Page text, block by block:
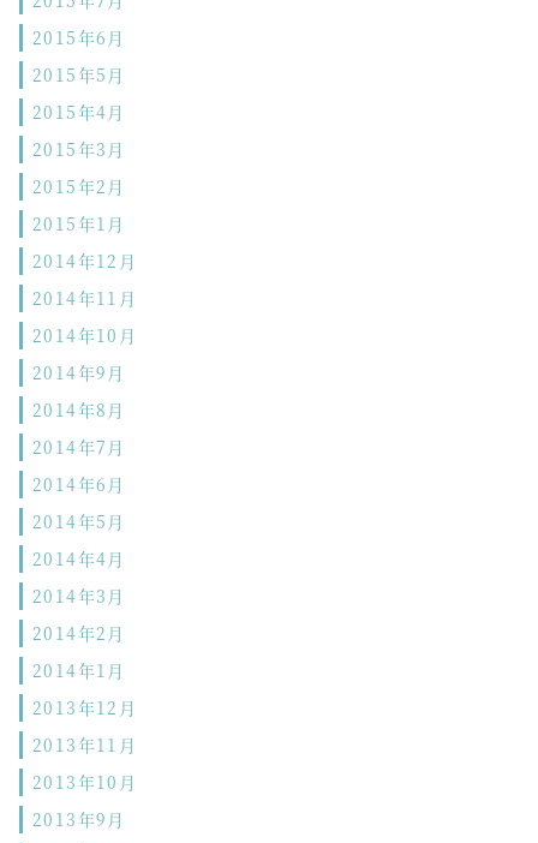
2015年6月
2015年5月
2015年4月
2015年3月
2015年2月
2015年1月
2014年12月
2014年11月
2014年10月
2014年9月
2014年8月
2014年7月
2014年6月
2014年5月
2014年4月
2014年3月
2014年2月
2014年1月
2013年12月
2013年11月
2013年10月
2013年9月